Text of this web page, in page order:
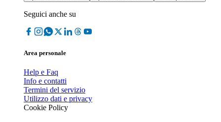
Seguici anche su
Area personale
Help e Faq
Info e contatti
Termini del servizio
Utilizzo dati e privacy
Cookie Policy